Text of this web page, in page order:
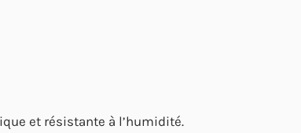
et résistante à l’humidité.